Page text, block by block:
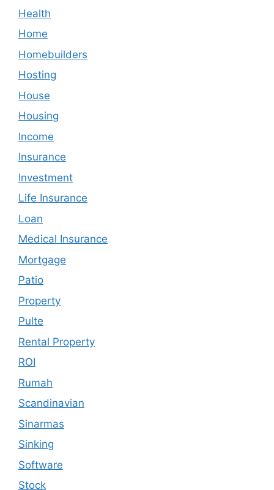
Health
Home
Homebuilders
Hosting
House
Housing
Income
Insurance
Investment
Life Insurance
Loan
Medical Insurance
Mortgage
Patio
Property
Pulte
Rental Property
ROI
Rumah
Scandinavian
Sinarmas
Sinking
Software
Stock